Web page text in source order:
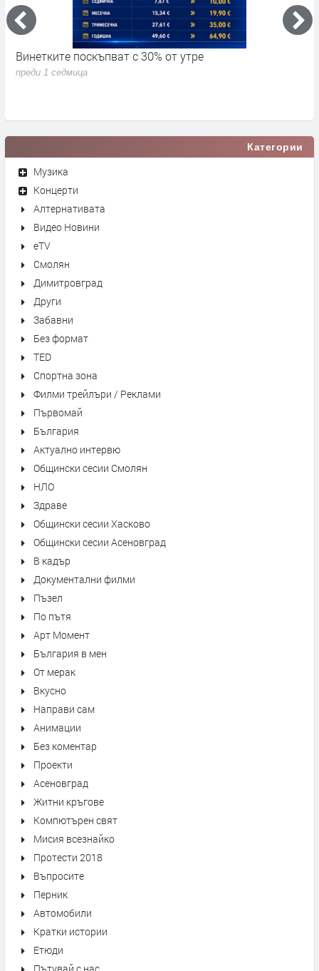
300 дка. площи изгоряха при пожар в
димитровградско
Категории
Музика
Концерти
Алтернативата
Видео Новини
eTV
Смолян
Димитровград
Други
Забавни
Без формат
TED
Спортна зона
Филми трейлъри / Реклами
Първомай
България
Актуално интервю
Общински сесии Смолян
НЛО
Здраве
Общински сесии Хасково
Общински сесии Асеновград
В кадър
Документални филми
Пъзел
По пътя
Арт Момент
България в мен
От мерак
Вкусно
Направи сам
Анимации
Без коментар
Проекти
Асеновград
Житни кръгове
Компютърен свят
Мисия всезнайко
Протести 2018
Въпросите
Перник
Автомобили
Кратки истории
Етюди